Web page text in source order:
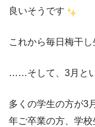
良いそうです
これから毎日梅干
……そして、3月と
多くの学生の方が3
年ご卒業の方、学